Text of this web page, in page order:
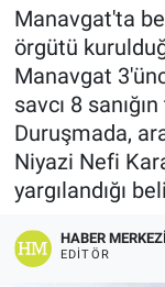
Manavgat'ta
örgütü
Manavgat
savcı 8
Duruşmada,
Niyazi Nefi
yargılandığı
HABER MERKEZI
EDITÖR